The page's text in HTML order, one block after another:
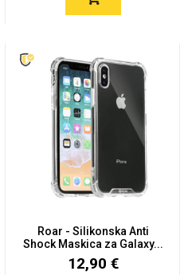
Roar - Silikonska Anti
Shock Maskica za Galaxy...
12,90 €
Apstraktni motivi
Dječji motivi